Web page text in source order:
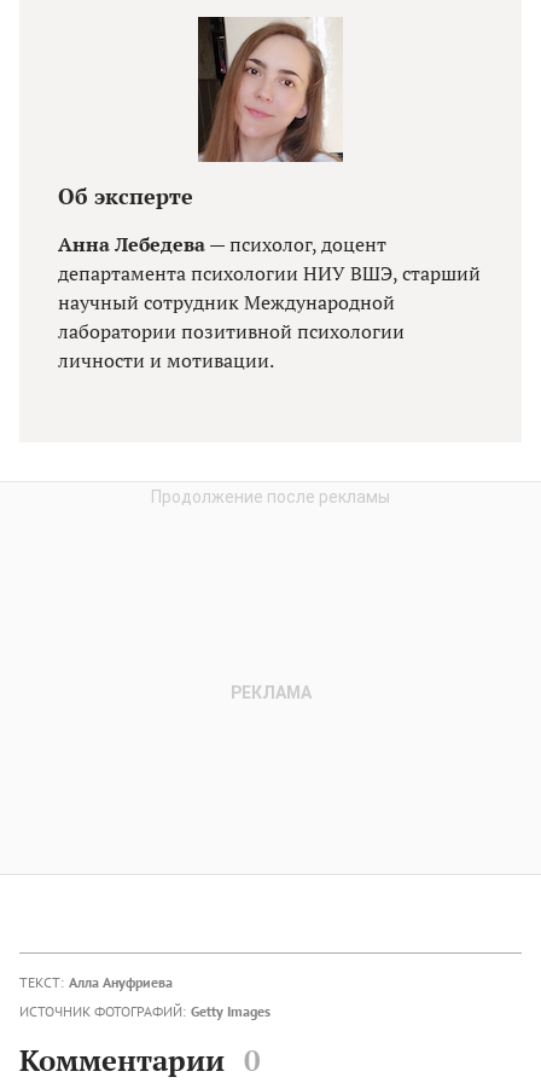
Об эксперте
Анна Лебедева— психолог, доцент
департамента психологии НИУ ВШЭ, старший
научный сотрудник Международной
лаборатории позитивной психологии
личности и мотивации.
ТЕКСТ: Алла Ануфриева
ИСТОЧНИК ФОТОГРАФИЙ: Getty Images
Комментарии 0